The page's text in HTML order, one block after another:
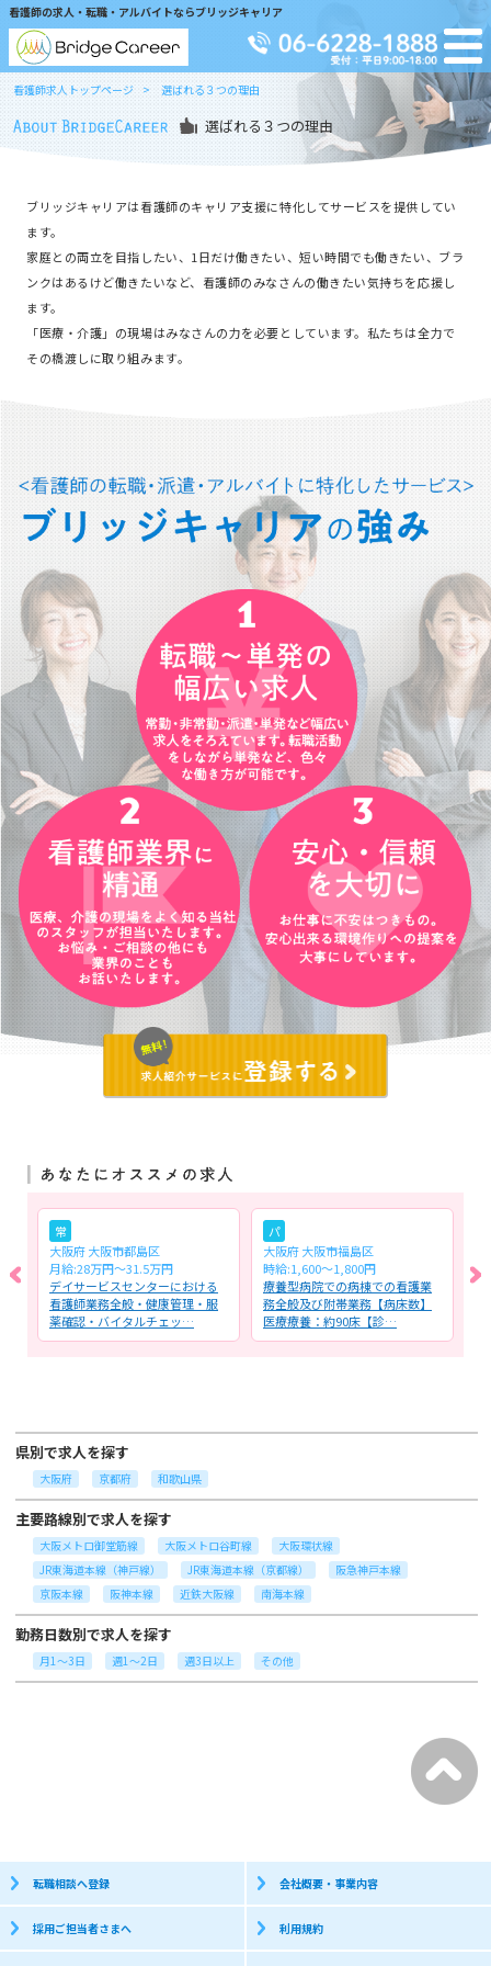
看護師の求人・転職・アルバイトならブリッジキャリア
看護師求人トップページ 選ばれる３つの理由
選ばれる３つの理由
ブリッジキャリアは看護師のキャリア支援に特化してサービスを提供してい
ます。
家庭との両立を目指したい、1日だけ働きたい、短い時間でも働きたい、ブラ
ンクはあるけど働きたいなど、看護師のみなさんの働きたい気持ちを応援し
ます。
「医療・介護」の現場はみなさんの力を必要としています。私たちは全力で
その橋渡しに取り組みます。
常
大阪府 大阪市都島区
月給:28万円～31.5万円
デイサービスセンターにおける
看護師業務全般・健康管理・服
薬確認・バイタルチェッ…
パ
大阪府 大阪市福島区
時給:1,600〜1,800円
療養型病院での病棟での看護業
務全般及び附帯業務【病床数】
医療療養：約90床【診…
県別で求人を探す
大阪府 京都府 和歌山県
主要路線別で求人を探す
大阪メトロ御堂筋線 大阪メトロ谷町線
大阪環状線
JR東海道本線（神戸線）
JR東海道本線（京都線）
阪急神戸本線
京阪本線
阪神本線 近鉄大阪線 南海本線
勤務日数別で求人を探す
月1～3日 週1～2日 週3日以上 その他
転職相談へ登録 会社概要・事業内容
採用ご担当者さまへ 利用規約